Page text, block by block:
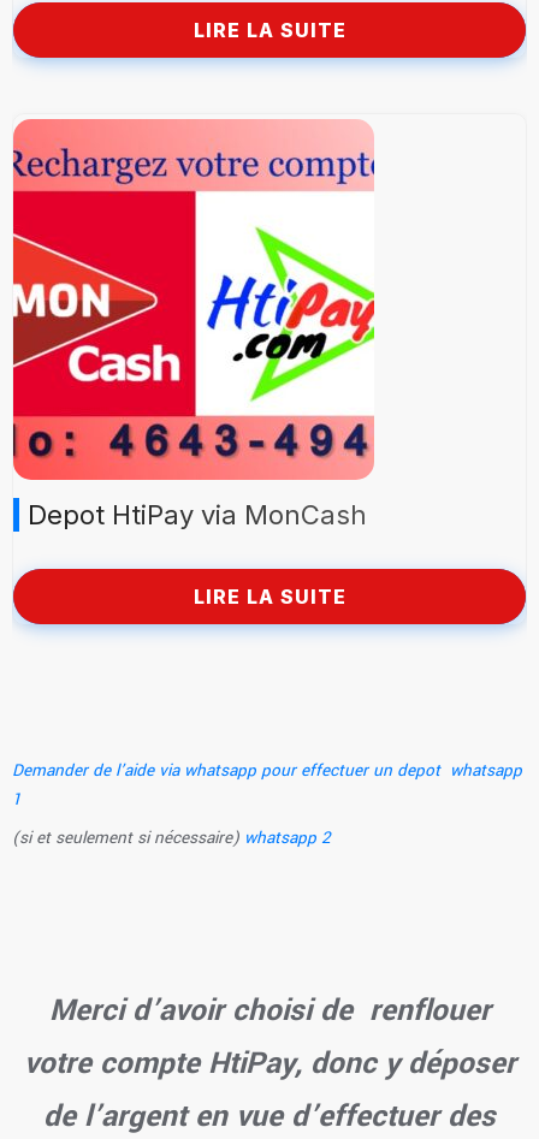
LIRE LA SUITE
Depot HtiPay via MonCash
LIRE LA SUITE
Demander de l’aide via whatsapp pour effectuer un depot whatsapp
1
(si et seulement si nécessaire) whatsapp 2
Merci d’avoir choisi de renflouer
votre compte HtiPay, donc y déposer
de l’argent en vue d’effectuer des